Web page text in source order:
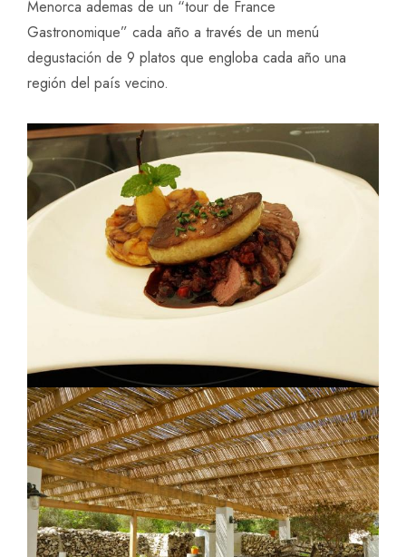
Menorca ademas de un “tour de France
Gastronomique” cada año a través de un menú
degustación de 9 platos que engloba cada año una
región del país vecino.